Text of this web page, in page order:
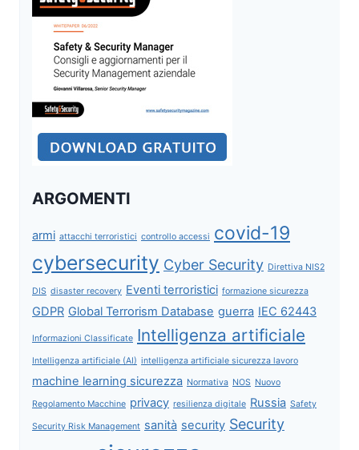
ARGOMENTI
armi attacchi terroristici controllo accessi covid-19
cybersecurity Cyber Security Direttiva NIS2
DIS disaster recovery Eventi terroristici formazione sicurezza
GDPR Global Terrorism Database guerra IEC 62443
Informazioni Classificate Intelligenza artificiale
Intelligenza artificiale (AI) intelligenza artificiale sicurezza lavoro
machine learning sicurezza Normativa NOS Nuovo
Regolamento Macchine privacy resilienza digitale Russia Safety
Security Risk Management sanità security Security